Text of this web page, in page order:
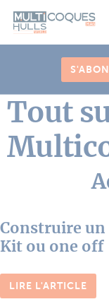
Tout
Construire
Kit ou one off
LIRE L'ARTICLE